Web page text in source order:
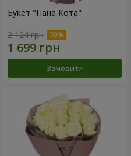
Букет "Пана Кота"
2 124 грн
Замовити